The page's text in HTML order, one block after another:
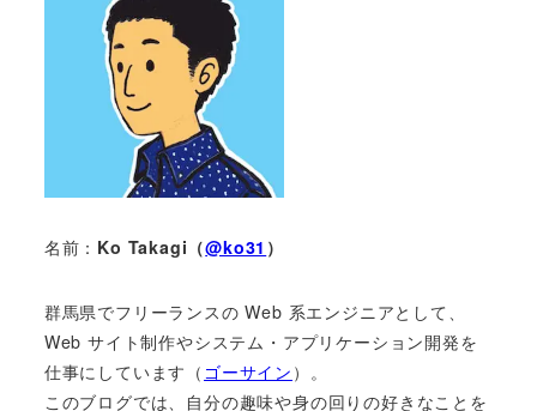
名前： Ko Takagi（@ko31 ）
群馬県でフリーランスの Web 系エンジニアとして、
Web サイト制作やシステム・アプリケーション開発を
仕事にしています（ ゴーサイン ）。
このブログでは、自分の趣味や身の回りの好きなことを